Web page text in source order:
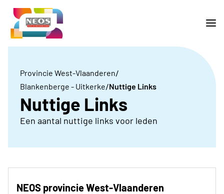
Provincie West-Vlaanderen/
Blankenberge - Uitkerke/Nuttige Links
Nuttige Links
Een aantal nuttige links voor leden
NEOS provincie West-Vlaanderen